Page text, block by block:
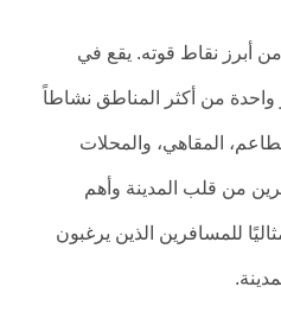
أبرز نقاط قوته. يقع في
واحدة من أكثر المناطق نشاطاً
المقاهي، والمحلات
من قلب المدينة وأهم
للمسافرين الذين يرغبون